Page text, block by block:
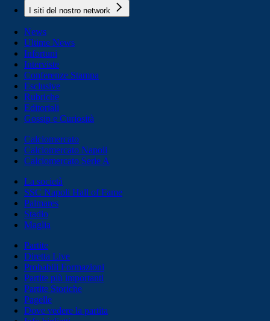
I siti del nostro network
News
Ultime News
Infortuni
Interviste
Conferenze Stampa
Esclusive
Rubriche
Editoriali
Gossip e Curiosità
Calciomercato
Calciomercato Napoli
Calciomercato Serie A
La società
SSC Napoli Hall of Fame
Palmares
Stadio
Maglia
Partite
Diretta Live
Probabili Formazioni
Partite più importanti
Partite Storiche
Pagelle
Dove vedere la partita